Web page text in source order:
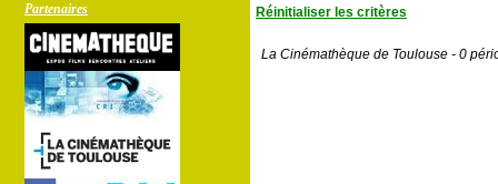
Partenaires
Réinitialiser les critères
La Cinémathèque de Toulouse - 0